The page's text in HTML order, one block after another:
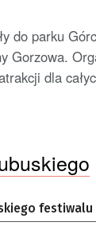
do parku
Gorzowa.
dla
festiwalu